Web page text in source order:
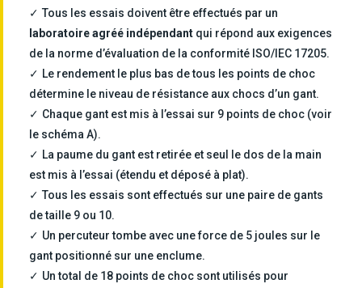
Tous les essais doivent être effectués par un
laboratoire agréé indépendantqui répond aux exigences
de la norme d’évaluation de la conformité ISO/IEC 17205.
Le rendement le plus bas de tous les points de choc
détermine le niveau de résistance aux chocs d’un gant.
Chaque gant est mis à l’essai sur 9 points de choc (voir
le schéma A).
La paume du gant est retirée et seul le dos de la main
est mis à l’essai (étendu et déposé à plat).
Tous les essais sont effectués sur une paire de gants
de taille 9 ou 10.
Un percuteur tombe avec une force de 5 joules sur le
gant positionné sur une enclume.
Un total de 18 points de choc sont utilisés pour